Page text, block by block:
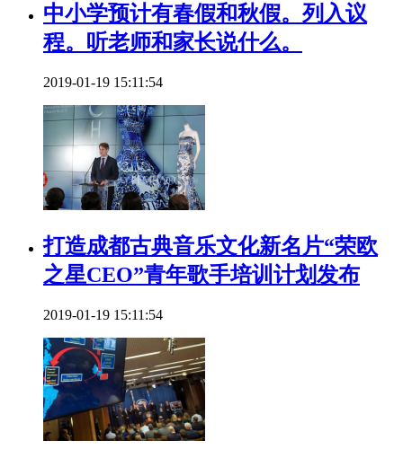
中小学预计有春假和秋假。列入议
程。听老师和家长说什么。
2019-01-19 15:11:54
打造成都古典音乐文化新名片“荣欧
之星CEO”青年歌手培训计划发布
2019-01-19 15:11:54